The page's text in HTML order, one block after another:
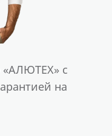
«АЛЮТЕХ» с
на